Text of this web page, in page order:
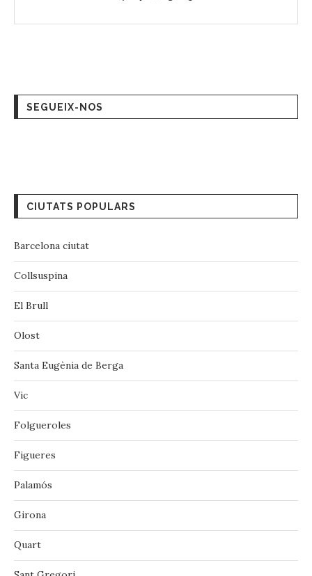
SEGUEIX-NOS
CIUTATS POPULARS
Barcelona ciutat
Collsuspina
El Brull
Olost
Santa Eugènia de Berga
Vic
‪‎Folgueroles‬
Figueres
Palamós
Girona
Quart